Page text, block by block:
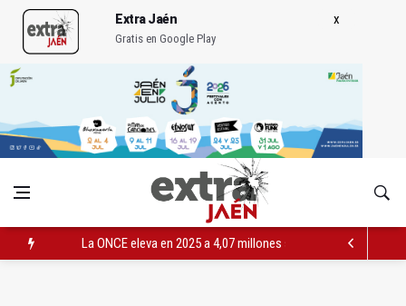
Extra Jaén
Gratis en Google Play
La ONCE eleva en 2025 a 4,07 millones su inversión social en